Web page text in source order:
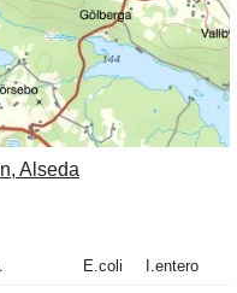
Alseda
E.coli I.entero